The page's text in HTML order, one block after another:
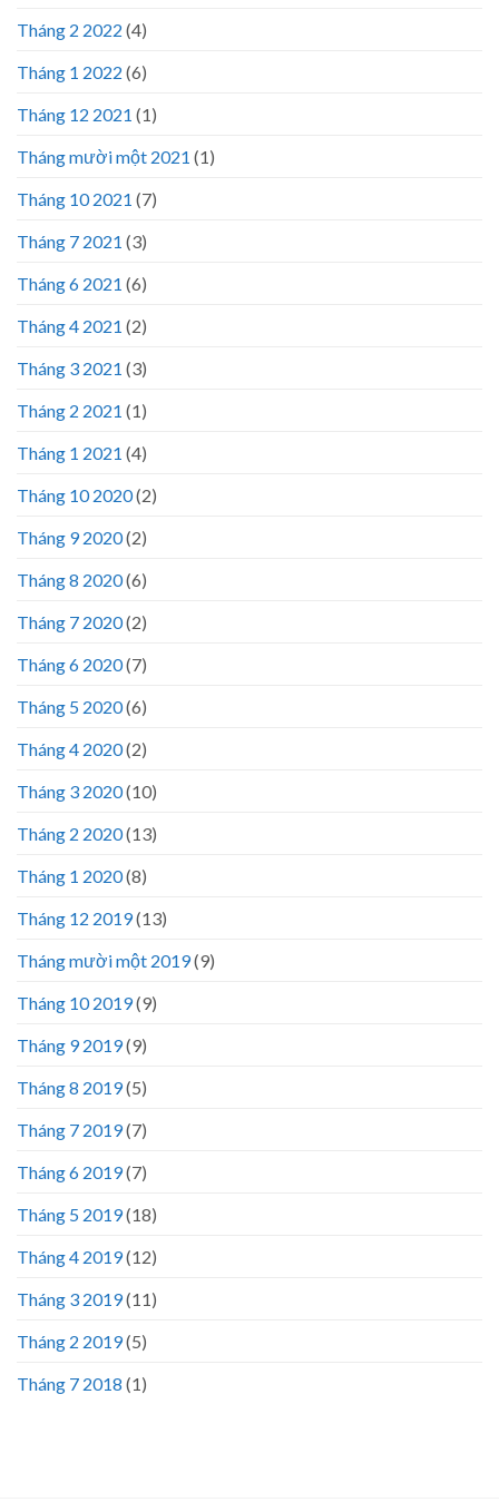
Tháng 2 2022 (4)
Tháng 1 2022 (6)
Tháng 12 2021 (1)
Tháng mười một 2021 (1)
Tháng 10 2021 (7)
Tháng 7 2021 (3)
Tháng 6 2021 (6)
Tháng 4 2021 (2)
Tháng 3 2021 (3)
Tháng 2 2021 (1)
Tháng 1 2021 (4)
Tháng 10 2020(2)
Tháng 9 2020(2)
Tháng 8 2020(6)
Tháng 7 2020(2)
Tháng 6 2020(7)
Tháng 5 2020(6)
Tháng 4 2020(2)
Tháng 3 2020(10)
Tháng 2 2020(13)
Tháng 1 2020(8)
Tháng 12 2019(13)
Tháng mười một 2019(9)
Tháng 10 2019(9)
Tháng 9 2019(9)
Tháng 8 2019(5)
Tháng 7 2019(7)
Tháng 6 2019(7)
Tháng 5 2019(18)
Tháng 4 2019(12)
Tháng 3 2019(11)
Tháng 2 2019(5)
Tháng 7 2018 (1)